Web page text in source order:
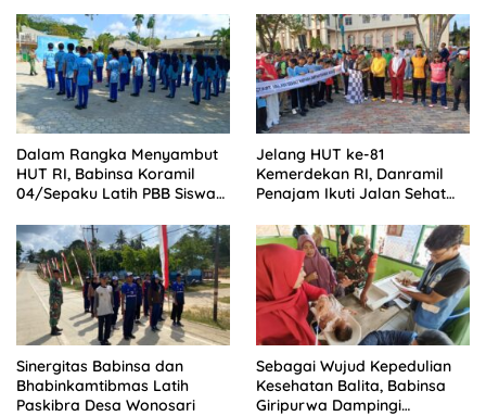
Dalam Rangka Menyambut
HUT RI, Babinsa Koramil
04/Sepaku Latih PBB Siswa
Jelang HUT ke-81
Kemerdekan RI, Danramil
Penajam Ikuti Jalan Sehat
Sinergitas Babinsa dan
Bhabinkamtibmas Latih
Paskibra Desa Wonosari
Sebagai Wujud Kepedulian
Kesehatan Balita, Babinsa
Giripurwa Dampingi